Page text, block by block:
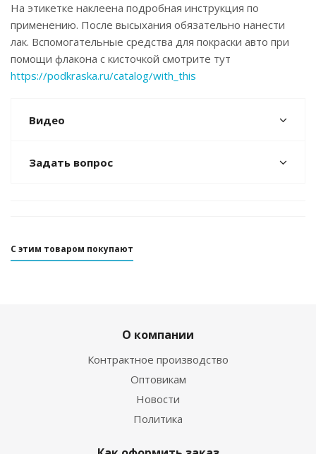
На этикетке наклеена подробная инструкция по
применению. После высыхания обязательно нанести
лак. Вспомогательные средства для покраски авто при
помощи флакона с кисточкой смотрите тут
https://podkraska.ru/catalog/with_this
Видео
Задать вопрос
С этим товаром покупают
О компании
Контрактное производство
Оптовикам
Новости
Политика